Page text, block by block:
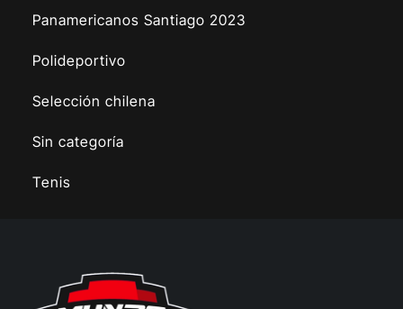
Panamericanos Santiago 2023
Polideportivo
Selección chilena
Sin categoría
Tenis